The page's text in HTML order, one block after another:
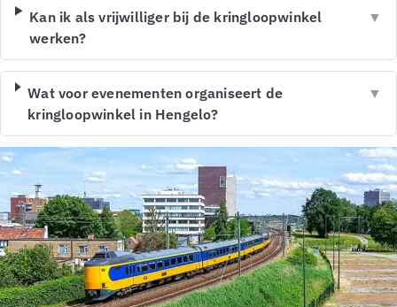
Kan ik als vrijwilliger bij de kringloopwinkel
werken?
▼
Wat voor evenementen organiseert de
kringloopwinkel in Hengelo?
▼